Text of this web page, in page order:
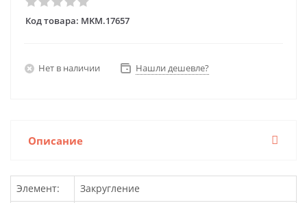
Код товара: MKM.17657
Нет в наличии Нашли дешевле?
Описание
Элемент:
Закругление